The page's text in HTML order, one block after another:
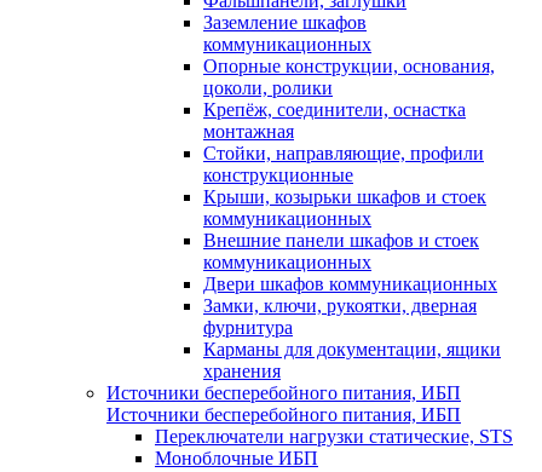
Заземление шкафов
коммуникационных
Опорные конструкции, основания,
цоколи, ролики
Крепёж, соединители, оснастка
монтажная
Стойки, направляющие, профили
конструкционные
Крыши, козырьки шкафов и стоек
коммуникационных
Внешние панели шкафов и стоек
коммуникационных
Двери шкафов коммуникационных
Замки, ключи, рукоятки, дверная
фурнитура
Карманы для документации, ящики
хранения
Источники бесперебойного питания, ИБП
Источники бесперебойного питания, ИБП
Переключатели нагрузки статические, STS
Моноблочные ИБП